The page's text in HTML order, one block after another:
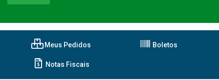
Meus Pedidos Boletos
Notas Fiscais